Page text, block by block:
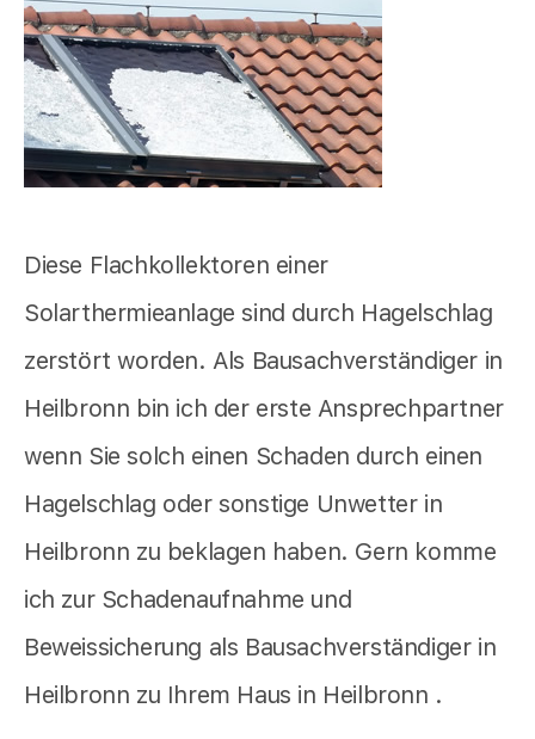
Diese Flachkollektoren einer
Solarthermieanlage sind durch Hagelschlag
zerstört worden. Als Bausachverständiger in
Heilbronn bin ich der erste Ansprechpartner
wenn Sie solch einen Schaden durch einen
Hagelschlag oder sonstige Unwetter in
Heilbronn zu beklagen haben. Gern komme
ich zur Schadenaufnahme und
Beweissicherung als Bausachverständiger in
Heilbronn zu Ihrem Haus in Heilbronn .